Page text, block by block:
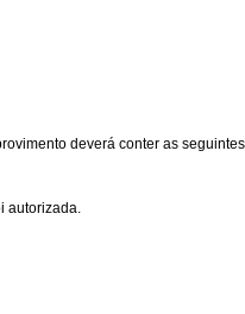
deverá conter as
autorizada.